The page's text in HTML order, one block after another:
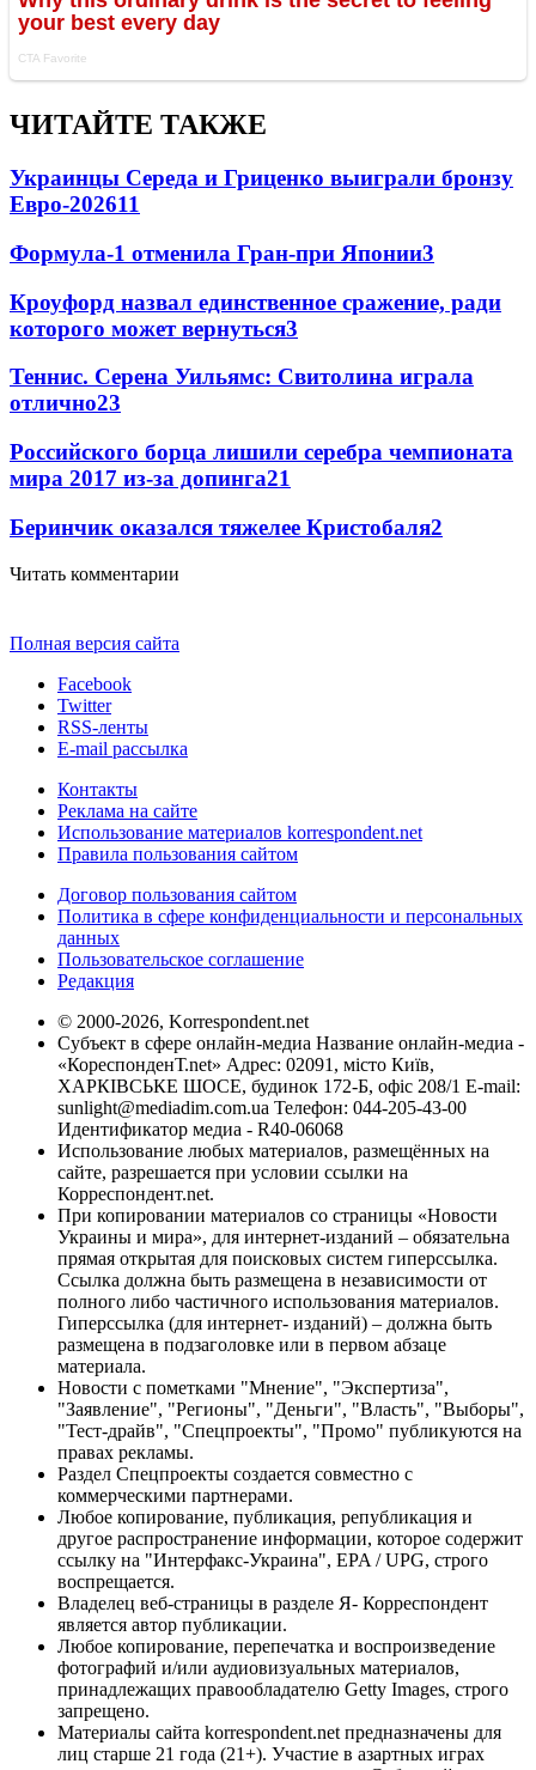
ЧИТАЙТЕ ТАКЖЕ
Украинцы Середа и Гриценко выиграли бронзу
Евро-202611
Формула-1 отменила Гран-при Японии3
Кроуфорд назвал единственное сражение, ради
которого может вернуться3
Теннис. Серена Уильямс: Свитолина играла
отлично23
Российского борца лишили серебра чемпионата
мира 2017 из-за допинга21
Беринчик оказался тяжелее Кристобаля2
Читать комментарии
Полная версия сайта
Facebook
Twitter
RSS-ленты
E-mail рассылка
Контакты
Реклама на сайте
Использование материалов korrespondent.net
Правила пользования сайтом
Договор пользования сайтом
Политика в сфере конфиденциальности и персональных
данных
Пользовательское соглашение
Редакция
© 2000-2026, Korrespondent.net
Субъект в сфере онлайн-медиа Название онлайн-медиа -
«КореспонденТ.net» Адрес: 02091, місто Київ,
ХАРКІВСЬКЕ ШОСЕ, будинок 172-Б, офіс 208/1 E-mail:
sunlight@mediadim.com.ua Телефон: 044-205-43-00
Идентификатор медиа - R40-06068
Использование любых материалов, размещённых на
сайте, разрешается при условии ссылки на
Корреспондент.net.
При копировании материалов со страницы «Новости
Украины и мира», для интернет-изданий – обязательна
прямая открытая для поисковых систем гиперссылка.
Ссылка должна быть размещена в независимости от
полного либо частичного использования материалов.
Гиперссылка (для интернет- изданий) – должна быть
размещена в подзаголовке или в первом абзаце
материала.
Новости с пометками "Мнение", "Экспертиза",
"Заявление", "Регионы", "Деньги", "Власть", "Выборы",
"Тест-драйв", "Спецпроекты", "Промо" публикуются на
правах рекламы.
Раздел Спецпроекты создается совместно с
коммерческими партнерами.
Любое копирование, публикация, републикация и
другое распространение информации, которое содержит
ссылку на "Интерфакс-Украина", EPA / UPG, строго
воспрещается.
Владелец веб-страницы в разделе Я- Корреспондент
является автор публикации.
Любое копирование, перепечатка и воспроизведение
фотографий и/или аудиовизуальных материалов,
принадлежащих правообладателю Getty Images, строго
запрещено.
Материалы сайта korrespondent.net предназначены для
лиц старше 21 года (21+). Участие в азартных играх